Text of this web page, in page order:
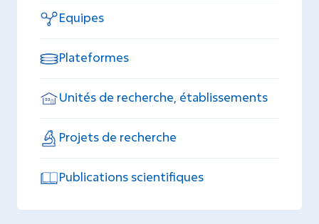
Equipes
Plateformes
Unités de recherche, établissements
Projets de recherche
Publications scientifiques